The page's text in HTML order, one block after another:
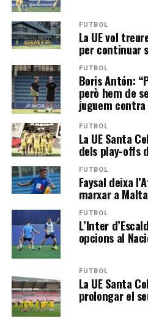
FUTBOL
La UE vol
per continuar
FUTBOL
Boris Antón:
però hem de
juguem
FUTBOL
La UE Santa
dels play-offs
FUTBOL
Faysal deixa
marxar a Malta
FUTBOL
L’Inter
opcions al
FUTBOL
La UE Santa
prolongar el